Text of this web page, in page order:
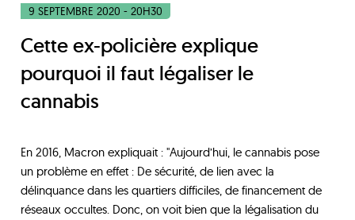
9 SEPTEMBRE 2020 - 20H30
Cette ex-policière explique
pourquoi il faut légaliser le
cannabis
En 2016, Macron expliquait : "Aujourd’hui, le cannabis pose
un problème en effet : De sécurité, de lien avec la
délinquance dans les quartiers difficiles, de financement de
réseaux occultes. Donc, on voit bien que la légalisation du